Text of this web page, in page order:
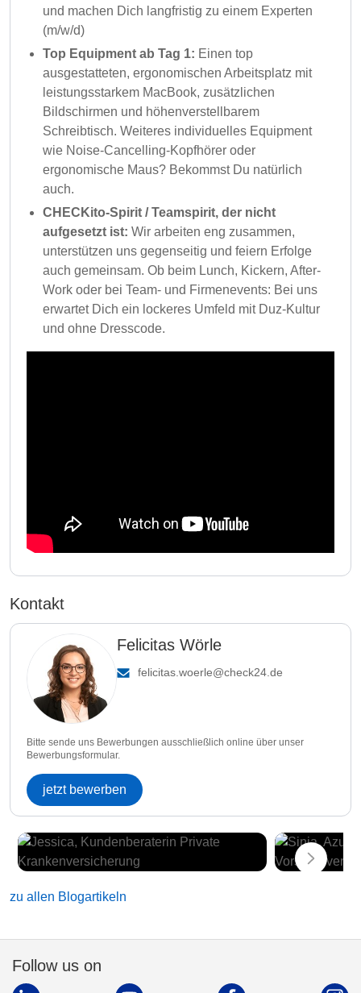
und machen Dich langfristig zu einem Experten
(m/w/d)
Top Equipment ab Tag 1: Einen top
ausgestatteten, ergonomischen Arbeitsplatz mit
leistungsstarkem MacBook, zusätzlichen
Bildschirmen und höhenverstellbarem
Schreibtisch. Weiteres individuelles Equipment
wie Noise-Cancelling-Kopfhörer oder
ergonomische Maus? Bekommst Du natürlich
auch.
CHECKito-Spirit / Teamspirit, der nicht
aufgesetzt ist: Wir arbeiten eng zusammen,
unterstützen uns gegenseitig und feiern Erfolge
auch gemeinsam. Ob beim Lunch, Kickern, After-
Work oder bei Team- und Firmenevents: Bei uns
erwartet Dich ein lockeres Umfeld mit Duz-Kultur
und ohne Dresscode.
Kontakt
Felicitas Wörle
felicitas.woerle@check24.de
Bitte sende uns Bewerbungen ausschließlich online über unser
Bewerbungsformular.
jetzt bewerben
zu allen Blogartikeln
Follow us on